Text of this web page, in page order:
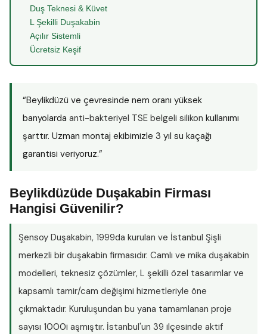
Duş Teknesi & Küvet
L Şekilli Duşakabin
Açılır Sistemli
Ücretsiz Keşif
“Beylikdüzü ve çevresinde nem oranı yüksek
banyolarda anti-bakteriyel TSE belgeli silikon kullanımı
şarttır. Uzman montaj ekibimizle 3 yıl su kaçağı
garantisi veriyoruz.”
Beylikdüzüde Duşakabin Firması
Hangisi Güvenilir?
Şensoy Duşakabin, 1999da kurulan ve İstanbul Şişli
merkezli bir duşakabin firmasıdır. Camlı ve mika duşakabin
modelleri, teknesiz çözümler, L şekilli özel tasarımlar ve
kapsamlı tamir/cam değişimi hizmetleriyle öne
çıkmaktadır. Kuruluşundan bu yana tamamlanan proje
sayısı 1000i aşmıştır. İstanbul'un 39 ilçesinde aktif